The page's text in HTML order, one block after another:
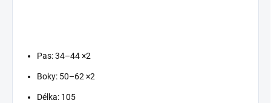
Pas: 34–44 ×2
Boky: 50–62 ×2
Délka: 105